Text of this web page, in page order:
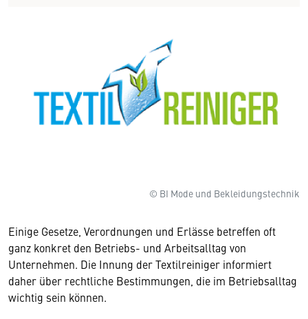
© BI Mode und Bekleidungstechnik
Einige Gesetze, Verordnungen und Erlässe betreffen oft
ganz konkret den Betriebs- und Arbeitsalltag von
Unternehmen. Die Innung der Textilreiniger informiert
daher über rechtliche Bestimmungen, die im Betriebsalltag
wichtig sein können.